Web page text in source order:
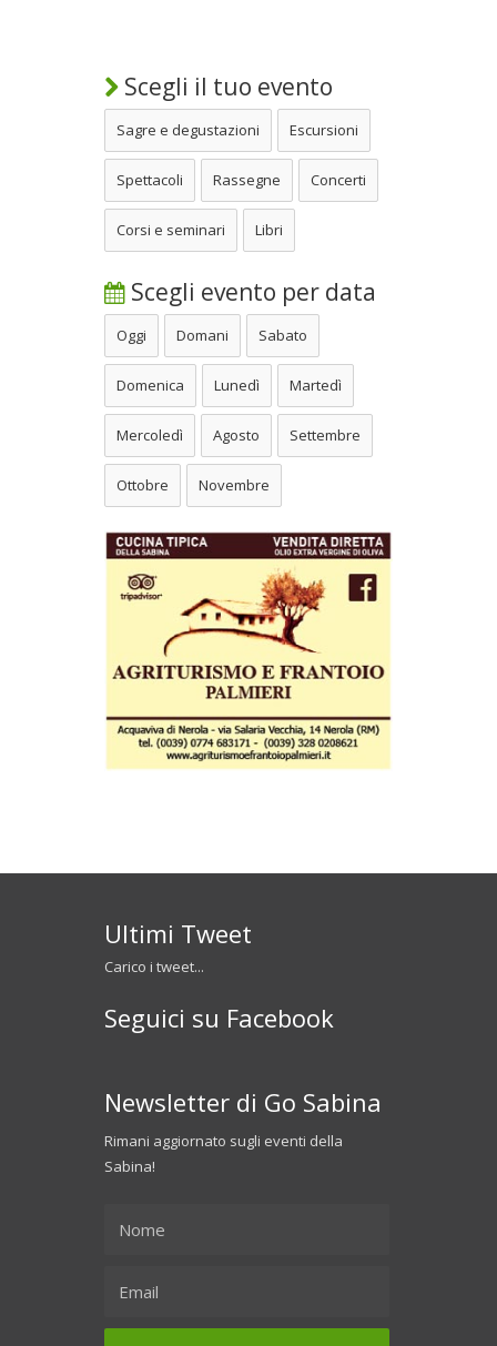
Scegli il tuo evento
Sagre e degustazioni Escursioni
Spettacoli Rassegne Concerti
Corsi e seminari Libri
Scegli evento per data
Oggi Domani Sabato
Domenica Lunedì Martedì
Mercoledì Agosto Settembre
Ottobre Novembre
Ultimi Tweet
Carico i tweet...
Seguici su Facebook
Newsletter di Go Sabina
Rimani aggiornato sugli eventi della
Sabina!